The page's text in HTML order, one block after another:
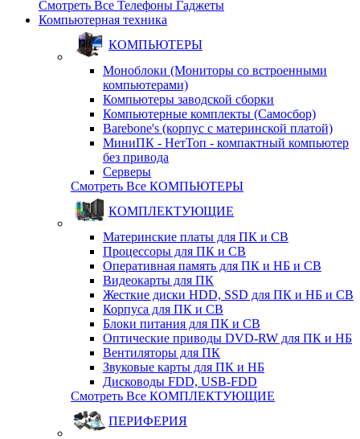
Смотреть Все Телефоны Гаджеты
Компьютерная техника
КОМПЬЮТЕРЫ
Моноблоки (Мониторы со встроенными
компьютерами)
Компьютеры заводской сборки
Компьютерные комплекты (Самосбор)
Barebone's (корпус с материнской платой)
МиниПК - НетТоп - компактный компьютер
без привода
Серверы
Смотреть Все КОМПЬЮТЕРЫ
КОМПЛЕКТУЮЩИЕ
Материнские платы для ПК и СВ
Процессоры для ПК и СВ
Оперативная память для ПК и НБ и СВ
Видеокарты для ПК
Жесткие диски HDD, SSD для ПК и НБ и СВ
Корпуса для ПК и СВ
Блоки питания для ПК и СВ
Оптические приводы DVD-RW для ПК и НБ
Вентиляторы для ПК
Звуковые карты для ПК и НБ
Дисководы FDD, USB-FDD
Смотреть Все КОМПЛЕКТУЮЩИЕ
ПЕРИФЕРИЯ